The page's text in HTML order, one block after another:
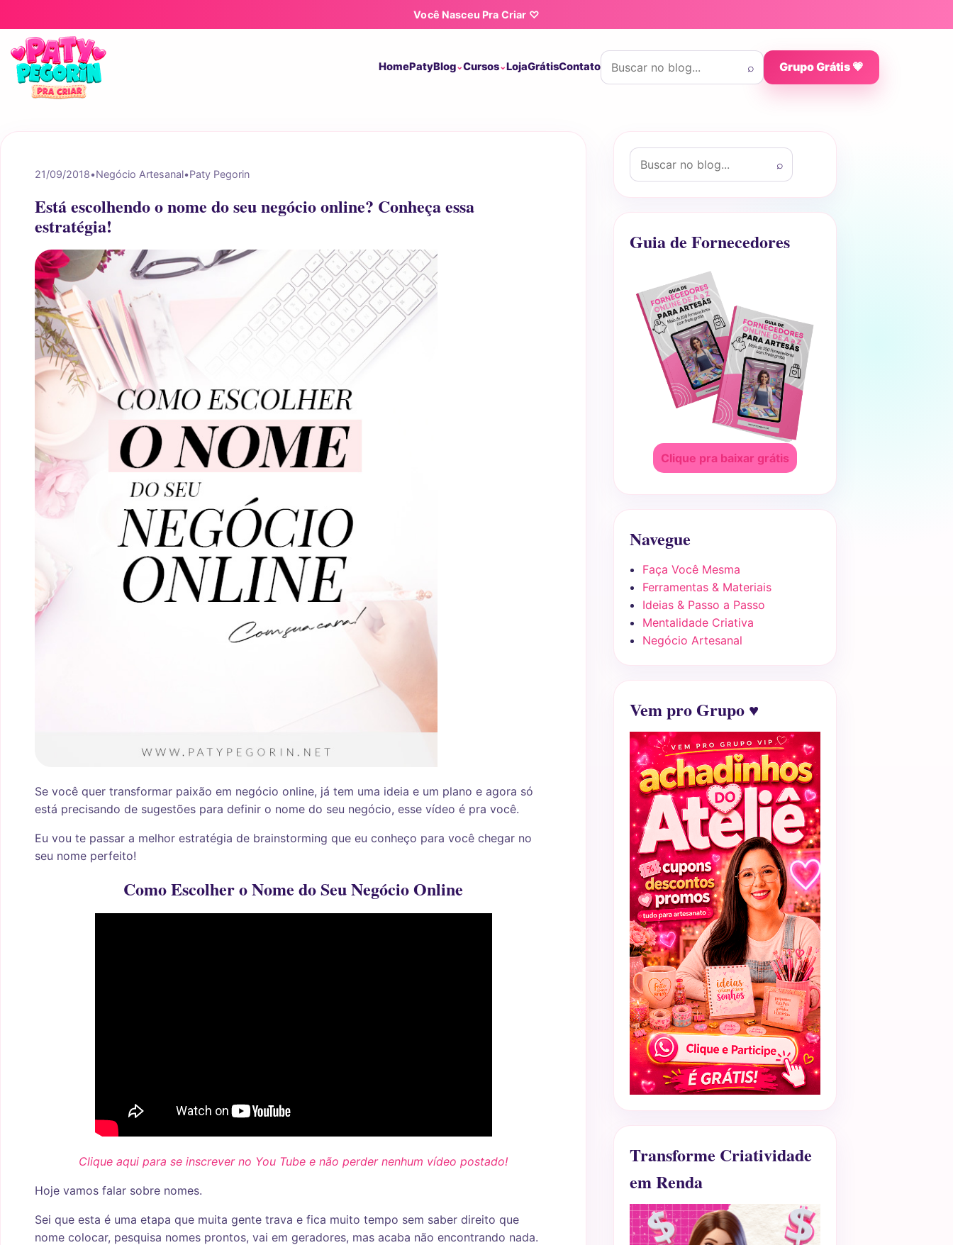
Você Nasceu Pra Criar ♡
HomePatyBlog Cursos LojaGrátisContato
Buscar por:
⌕ Grupo Grátis 💗
21/09/2018•Negócio Artesanal•Paty Pegorin
Está escolhendo o nome do seu negócio online? Conheça essa
estratégia!
Se você quer transformar paixão em negócio online, já tem uma ideia e um plano e agora só
está precisando de sugestões para definir o nome do seu negócio, esse vídeo é pra você.
Eu vou te passar a melhor estratégia de brainstorming que eu conheço para você chegar no
seu nome perfeito!
Como Escolher o Nome do Seu Negócio Online
Clique aqui para se inscrever no You Tube e não perder nenhum vídeo postado!
Hoje vamos falar sobre nomes.
Sei que esta é uma etapa que muita gente trava e fica muito tempo sem saber direito que
nome colocar, pesquisa nomes prontos, vai em geradores, mas acaba não encontrando nada.
Buscar por:
⌕
Guia de Fornecedores
Clique pra baixar grátis
Navegue
Faça Você Mesma
Ferramentas & Materiais
Ideias & Passo a Passo
Mentalidade Criativa
Negócio Artesanal
Vem pro Grupo ♥
Transforme Criatividade
em Renda